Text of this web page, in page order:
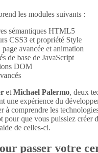
les modules suivants :
sémantiques HTML5
CSS3 et propriété Style
avancée et animation
de base de JavaScript
DOM
et Michael Palermo, deux
une expérience du
à comprendre les
pour que vous puissiez créer
de celles-ci.
passer votre